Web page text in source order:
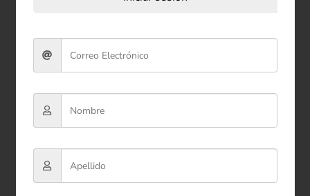
Bolsa de Regalo (M) 32*26*12
cm
$5.900